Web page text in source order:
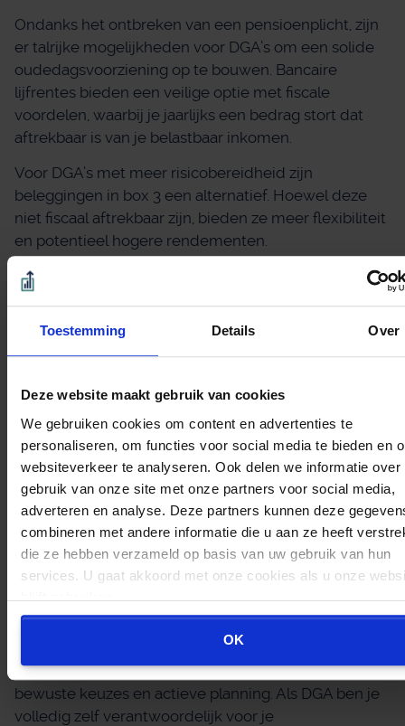
Toestemming Details Over
Deze website maakt gebruik van cookies
We gebruiken cookies om content en advertenties te
personaliseren, om functies voor social media te bieden en
websiteverkeer te analyseren. Ook delen we informatie over
gebruik van onze site met onze partners voor social media,
adverteren en analyse. Deze partners kunnen deze
combineren met andere informatie die u aan ze heeft
die ze hebben verzameld op basis van uw gebruik van hun
services. U gaat akkoord met onze cookies als u onze
blijft gebruiken.
OK
Ondanks het ontbreken van een pensioenplicht, zijn
er talrijke mogelijkheden voor DGA’s om een solide
oudedagsvoorziening op te bouwen. Bancaire
lijfrentes bieden een veilige optie met fiscale
voordelen, waarbij je jaarlijks een bedrag stort dat
aftrekbaar is van je belastbaar inkomen.
Voor DGA’s met meer risicobereidheid zijn
beleggingen in box 3 een alternatief. Hoewel deze
niet fiscaal aftrekbaar zijn, bieden ze meer flexibiliteit
en potentieel hogere rendementen.
populaire route, waarbij huurinkomsten een
aanvulling op de AOW kunnen vormen.
Een slapende BV kan ook een waardevol instrument
maken van de mogelijkheden binnen een slapende
of ODV-vermogen, kun je efficiënt vermogen
opbouwen. Professionele ondersteuning bij
Pensioen BV Beheer & Administratie
helpt je om de
fiscale mogelijkheden optimaal te benutten en
valkuilen te vermijden.
Belangrijkste conclusies over
pensioenverplichtingen voor de DGA
De kernboodschap is helder: er bestaat geen
algemene pensioenplicht voor DGA’s in Nederland.
Deze vrijheid biedt kansen maar vraagt ook om
bewuste keuzes en actieve planning. Als DGA ben je
volledig zelf verantwoordelijk voor je